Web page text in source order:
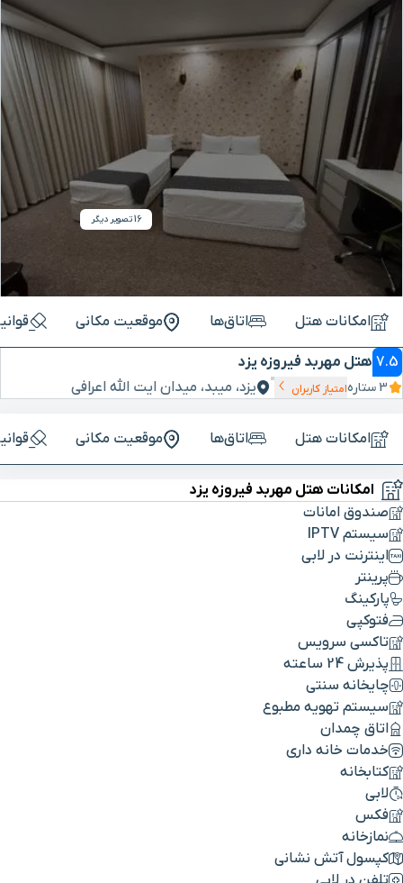
16 تصویر دیگر
امکانات هتل اتاق‌ها موقعیت مکانی
7.5 هتل مهربد فیروزه یزد
3 ستاره امتیاز کاربران یزد، میبد، میدان ایت الله اعرافی
امکانات هتل اتاق‌ها موقعیت مکانی
امکانات هتل مهربد فیروزه یزد
صندوق امانات
سیستم IPTV
اینترنت در لابی
پرینتر
پارکینگ
فتوکپی
تاکسی سرویس
پذیرش 24 ساعته
چایخانه سنتی
سیستم تهویه مطبوع
اتاق چمدان
خدمات خانه داری
کتابخانه
لابی
فکس
نمازخانه
کپسول آتش نشانی